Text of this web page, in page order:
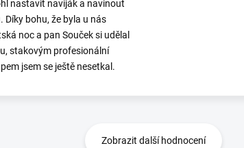
nastavit naviják a navinout
Díky bohu, že byla u nás
noc a pan Souček si udělal
stakovým profesionální
jsem se ještě nesetkal.
Zobrazit další hodnocení